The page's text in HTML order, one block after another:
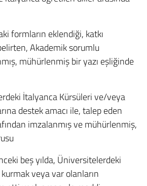
formların eklendiği, katkı
Akademik sorumlu
mühürlenmiş bir yazı eşliğinde
İtalyanca Kürsüleri ve/veya
destek amacı ile, talep eden
imzalanmış ve mühürlenmiş,
beş yılda, Üniversitelerdeki
veya var olanların